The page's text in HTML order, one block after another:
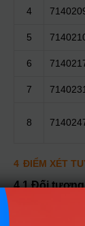
4
5
6
7 7140231
8
4 ĐIỂM XÉT
4.1 Đối tượng